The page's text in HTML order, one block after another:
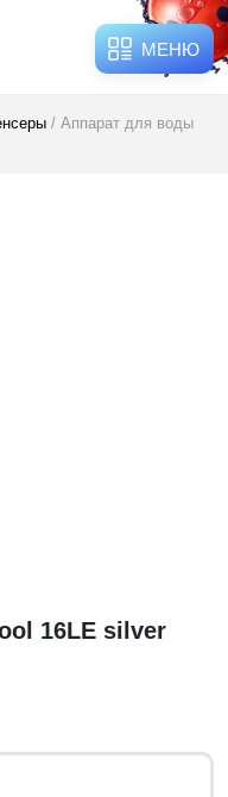
МЕНЮ
/ Аппарат для воды
16LE silver